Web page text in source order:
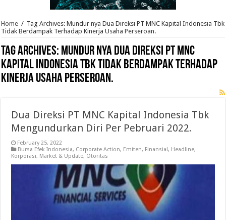
Home / Tag Archives: Mundur nya Dua Direksi PT MNC Kapital Indonesia Tbk
Tidak Berdampak Terhadap Kinerja Usaha Perseroan.
Tag Archives: Mundur nya Dua Direksi PT MNC
Kapital Indonesia Tbk Tidak Berdampak Terhadap
Kinerja Usaha Perseroan.
Dua Direksi PT MNC Kapital Indonesia Tbk
Mengundurkan Diri Per Pebruari 2022.
February 25, 2022
Bursa Efek Indonesia, Corporate Action, Emiten, Finansial, Headline,
Korporasi, Market & Update, Otoritas